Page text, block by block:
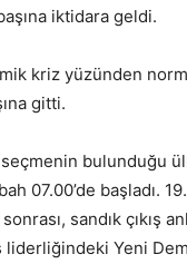
iktidara geldi.
kriz yüzünden
gitti.
seçmenin bulunduğu
07.00’de başladı.
sandık çıkış
liderliğindeki Yeni